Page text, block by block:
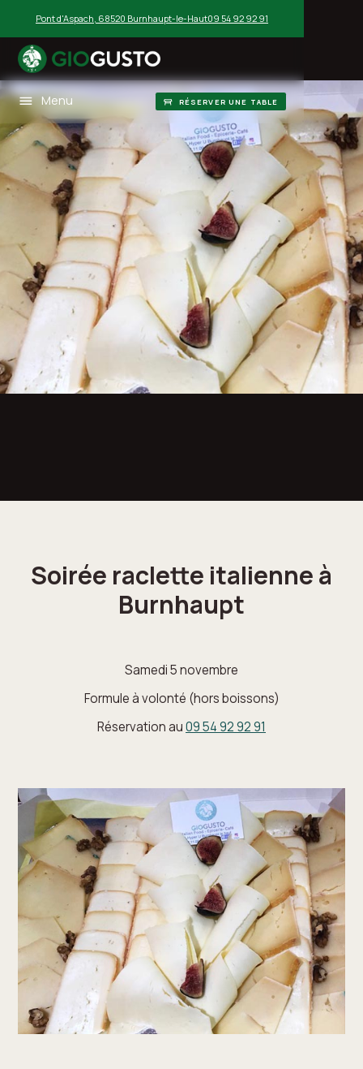
Pont d'Aspach, 68520 Burnhaupt-le-Haut09 54 92 92 91
Menu RÉSERVER UNE TABLE
Soirée raclette italienne à
Burnhaupt
Samedi 5 novembre
Formule à volonté (hors boissons)
Réservation au09 54 92 92 91